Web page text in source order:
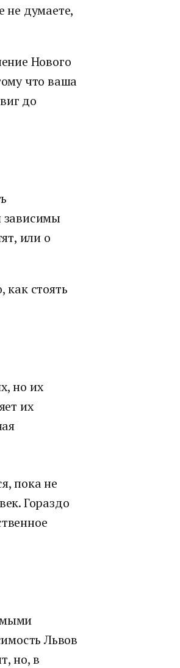
не думаете,
Нового
что ваша
до
зависимы
или о
стоять
но их
их
пока не
Гораздо
Львов
но, в